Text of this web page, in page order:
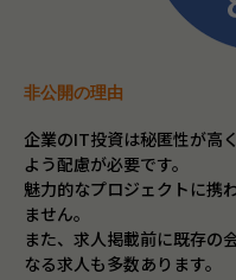
非公開の理由
企業のIT投資は秘匿性が高
よう配慮が必要です。
魅力的なプロジェクトに携
ません。
また、求人掲載前に既存の
なる求人も多数あります。